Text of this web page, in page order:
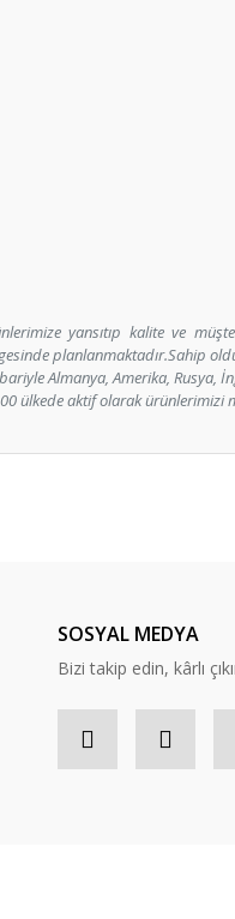
yansıtıp kalite ve
planlanmaktadır.Sahip
Almanya, Amerika,
ülkede aktif olarak
SOSYAL MEDYA
Bizi takip edin, kârlı